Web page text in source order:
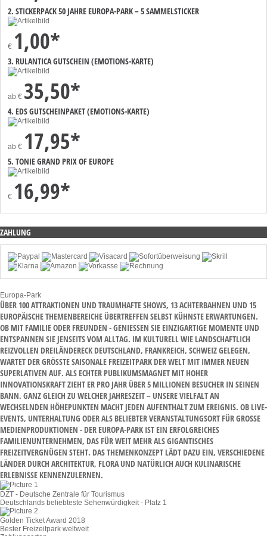
2. STICKERPACK 50 JAHRE EUROPA-PARK – 5 SAMMELSTICKER
€ 1,00*
3. RULANTICA GUTSCHEIN (EMOTIONS-KARTE)
ab € 35,50*
4. EDS GUTSCHEINPAKET (EMOTIONS-KARTE)
ab € 17,95*
5. TONIE GRAND PRIX OF EUROPE
€ 16,99*
ZAHLUNG
Europa-Park
ÜBER 100 ATTRAKTIONEN UND TRAUMHAFTE SHOWS, 13 ACHTERBAHNEN UND 15
EUROPÄISCHE THEMENBEREICHE ÜBERTREFFEN SELBST KÜHNSTE ERWARTUNGEN.
OB MIT FAMILIE ODER FREUNDEN - GENIESSEN SIE EINZIGARTIGE MOMENTE UND E
NTSPANNEN SIE JENSEITS VOM ALLTAG. IM KULTURELL WIE LANDSCHAFTLICH R
EIZVOLLEN DREILÄNDERECK DEUTSCHLAND, FRANKREICH, SCHWEIZ GELEGEN, W
ARTET DER GRÖSSTE SAISONALE FREIZEITPARK DER WELT MIT IMMER NEUEN SU
PERLATIVEN AUF. ALS ECHTER PUBLIKUMSMAGNET MIT HOHER IN
NOVATIONSKRAFT ZIEHT ER PRO JAHR ÜBER 5 MILLIONEN BESUCHER IN SEINEN BA
NN. GANZ GLEICH ZU WELCHER JAHRESZEIT – UNSERE VIELFALT AN WE
CHSELNDEN HÖHEPUNKTEN MACHT JEDEN AUFENTHALT ZUM EREIGNIS. OB LIVE-EV
ENTS, UNTERHALTUNG ODER ALS BELIEBTER VERANSTALTUNGSORT FÜR GROSSE MED
IENPRODUKTIONEN - DER EUROPA-PARK IST EIN ERFOLGREICHES FAM
ILIENUNTERNEHMEN, DAS FÜR WEIT MEHR ALS GIGANTISCHES FRE
IZEITVERGNÜGEN STEHT. DAS THEMENKONZEPT LÄDT DAZU EIN, VERSCHIEDENE LÄN
DER DURCH ARCHITEKTUR, FLORA UND NATÜRLICH AUCH KULINARISCHE ERL
EBNISSE KENNENZULERNEN.
DZT - Deutsche Zentrale für Tourismus
Deutschlands beliebteste Sehenwürdigkeit - Platz 1
Golden Ticket Award 2018
Bester Freizeitpark weltweit